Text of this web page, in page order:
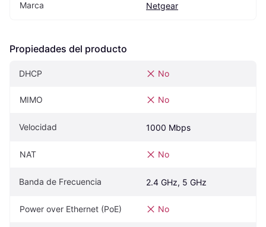
Marca Netgear
Propiedades del producto
DHCP No
MIMO No
Velocidad 1000 Mbps
NAT No
Banda de Frecuencia 2.4 GHz, 5 GHz
Power over Ethernet (PoE) No